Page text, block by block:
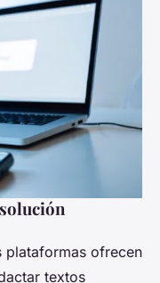
plataformas ofrecen
textos